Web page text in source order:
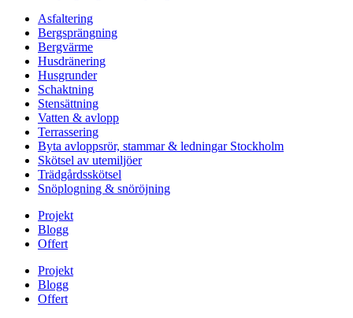
Asfaltering
Bergsprängning
Bergvärme
Husdränering
Husgrunder
Schaktning
Stensättning
Vatten & avlopp
Terrassering
Byta avloppsrör, stammar & ledningar Stockholm
Skötsel av utemiljöer
Trädgårdsskötsel
Snöplogning & snöröjning
Projekt
Blogg
Offert
Projekt
Blogg
Offert